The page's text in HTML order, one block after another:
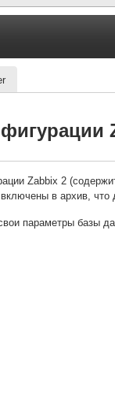
Zabbix 2
в архив,
параметры базы